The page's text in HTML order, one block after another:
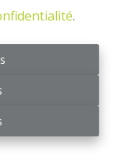
.
|Ref: 2391